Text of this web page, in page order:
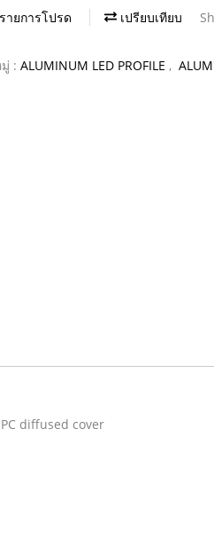
ายการโปรด เปรียบเทียบ
: ALUMINUM LED PROFILE ,
diffused cover